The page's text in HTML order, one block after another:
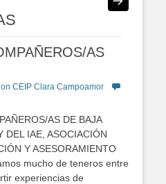
AS
CEIP Clara Campoamor
AS DE BAJA
DEL IAE, ASOCIACIÓN
Y ASESORAMIENTO
mucho de teneros entre
experiencias de